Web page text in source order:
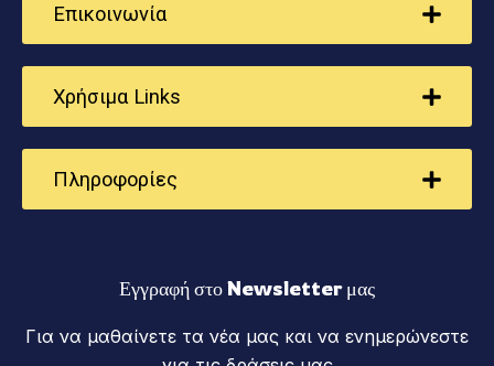
Επικοινωνία
Χρήσιμα Links
Πληροφορίες
Εγγραφή στο Newsletter μας
Για να μαθαίνετε τα νέα μας και να ενημερώνεστε